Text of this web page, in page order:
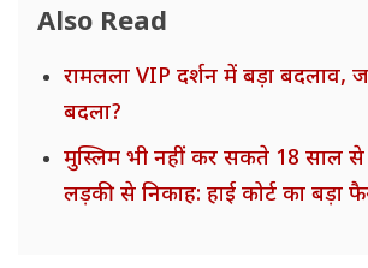
Also Read
रामलला VIP दर्शन में बड़ा बदलाव,
बदला?
मुस्लिम भी नहीं कर सकते 18 साल से
लड़की से निकाह: हाई कोर्ट का बड़ा